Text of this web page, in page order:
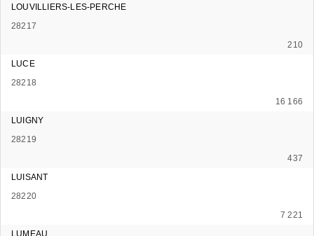
LOUVILLIERS-LES-PERCHE
28217
210
LUCE
28218
16 166
LUIGNY
28219
437
LUISANT
28220
7 221
LUMEAU